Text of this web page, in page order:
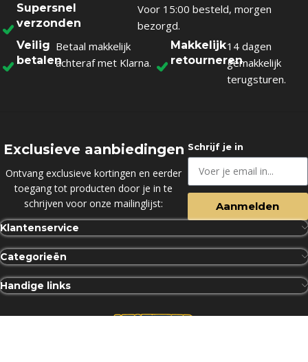
Supersnel
verzonden
Voor 15:00 besteld, morgen
bezorgd.
Veilig
betalen
Betaal makkelijk
achteraf met Klarna.
Makkelijk
retourneren
14 dagen
gemakkelijk
terugsturen.
Exclusieve aanbiedingen
Ontvang exclusieve kortingen en eerder
toegang tot producten door je in te
schrijven voor onze mailinglijst:
Schrijf je in
Aanmelden
Klantenservice
Categorieën
Handige links